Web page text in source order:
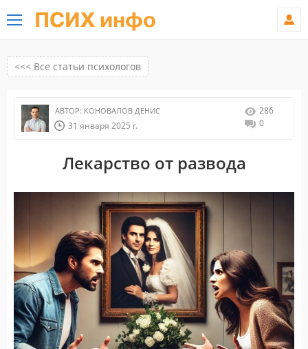
ПСИХ инфо
<<< Все статьи психологов
АВТОР: КОНОВАЛОВ ДЕНИС
31 января 2025 г.
286
0
Лекарство от развода